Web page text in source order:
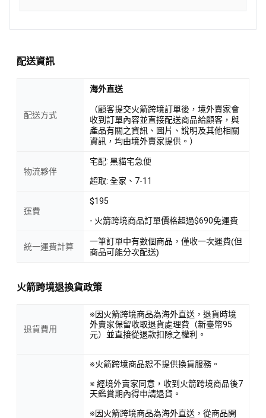
配送資訊
配送方式
海外直送
（顧客提交火箭跨境訂單後，境外賣家會
收到訂單內容並直接配送商品給顧客，與
產品有關之資訊、圖片、說明及其他相關
資訊，均由境外賣家提供。）
物流夥伴
宅配: 黑貓宅急便
超取: 全家、7-11
運費
$195
- 火箭跨境商品訂單價格超過$690免運費
統一運費計算
一筆訂單中有數個商品，僅收一次運費(但
商品可能分次配送)
火箭跨境退換貨政策
退貨費用
※因火箭跨境商品為海外直送，退貨時境
外賣家保留收取退貨處理費（新臺幣95
元）並直接從退款扣除之權利。
※火箭跨境商品恕不提供換貨服務。
※ 經境外賣家同意，收到火箭跨境商品後7
天鑑賞期內得申請退貨。
※因火箭跨境商品為海外直送，從商品開